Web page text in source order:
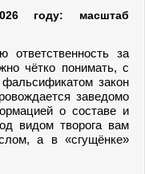
году: масштаб
ответственность за
чётко понимать, с
закон
заведомо
о составе и
видом творога вам
а в «сгущёнке»